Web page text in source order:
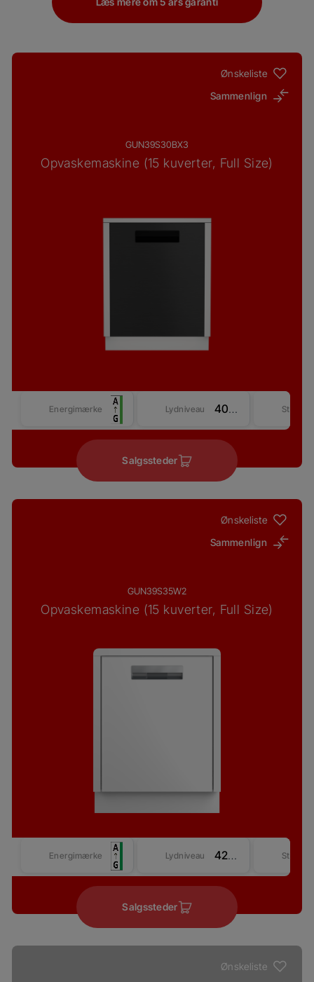
Ønskeliste
Sammenlign
GUN39S30BX3
Opvaskemaskine (15 kuverter, Full Size)
Energimærke Lydniveau 40 dBA
Salgssteder
Ønskeliste
Sammenlign
GUN39S35W2
Opvaskemaskine (15 kuverter, Full Size)
Energimærke Lydniveau 42 dBA
Salgssteder
Ønskeliste